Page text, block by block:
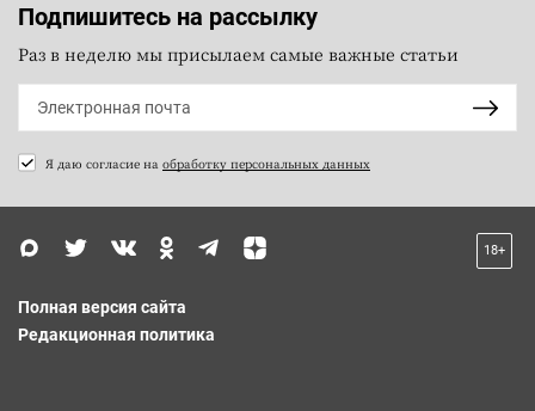
Подпишитесь на рассылку
Раз в неделю мы присылаем самые важные статьи
Я даю согласие на обработку персональных данных
18+
Полная версия сайта
Редакционная политика